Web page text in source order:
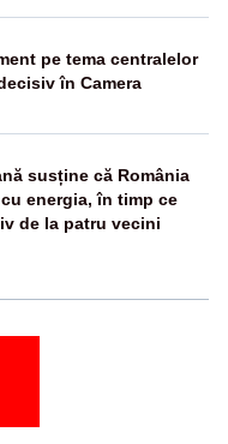
pe tema centralelor
în Camera
susține că România
energia, în timp ce
de la patru vecini